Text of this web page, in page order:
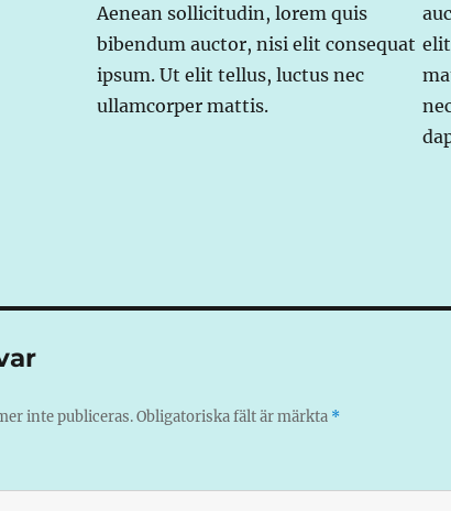
Aenean sollicitudin, lorem quis
bibendum auctor, nisi elit consequat
ipsum. Ut elit tellus, luctus nec
ullamcorper mattis.
inte publiceras.Obligatoriska fält är märkta *